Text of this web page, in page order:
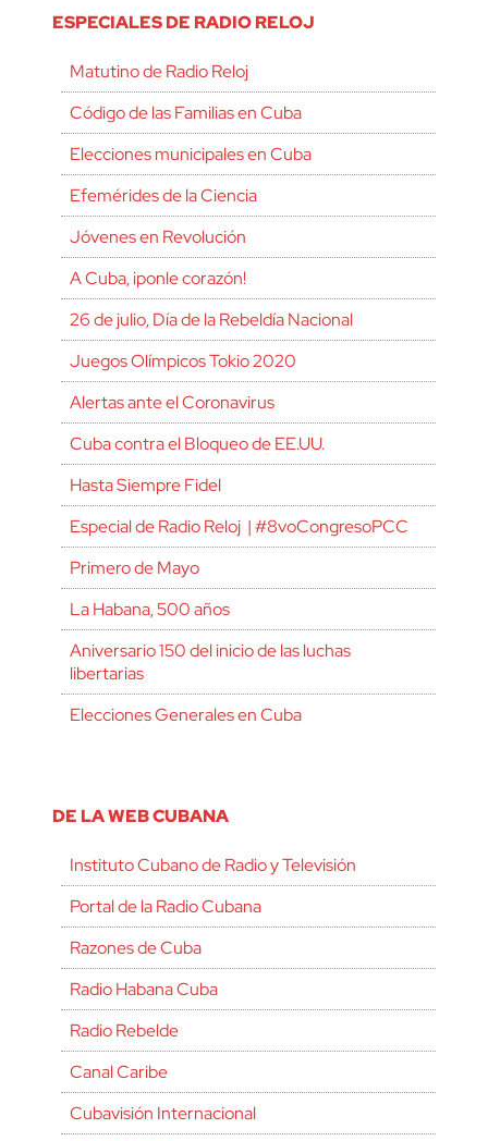
ESPECIALES DE RADIO RELOJ
Matutino de Radio Reloj
Código de las Familias en Cuba
Elecciones municipales en Cuba
Efemérides de la Ciencia
Jóvenes en Revolución
A Cuba, ¡ponle corazón!
26 de julio, Día de la Rebeldía Nacional
Juegos Olímpicos Tokio 2020
Alertas ante el Coronavirus
Cuba contra el Bloqueo de EE.UU.
Hasta Siempre Fidel
Especial de Radio Reloj | #8voCongresoPCC
Primero de Mayo
La Habana, 500 años
Aniversario 150 del inicio de las luchas
libertarias
Elecciones Generales en Cuba
DE LA WEB CUBANA
Instituto Cubano de Radio y Televisión
Portal de la Radio Cubana
Razones de Cuba
Radio Habana Cuba
Radio Rebelde
Canal Caribe
Cubavisión Internacional